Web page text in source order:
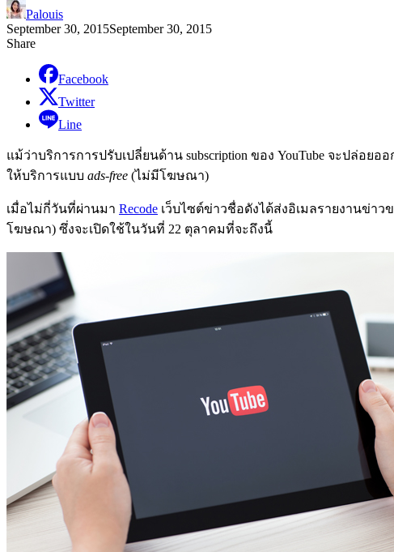
Palouis
September 30, 2015September 30, 2015
Share
Facebook
Twitter
Line
แม้ว่าบริการการปรับเปลี่ยนด้าน subscription ของ YouTube จะปล่อย
ให้บริการแบบ ads-free (ไม่มีโฆษณา)
เมื่อไม่กี่วันที่ผ่านมา Recode เว็บไซต์ข่าวชื่อดังได้ส่งอิเมลรายงานข่า
โฆษณา) ซึ่งจะเปิดใช้ในวันที่ 22 ตุลาคมที่จะถึงนี้